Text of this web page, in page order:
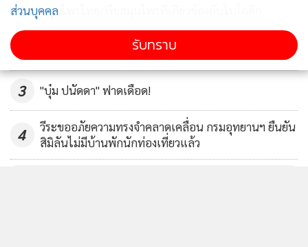
1 สมุนไพรไทย/พืชสมุนไพรที่เกี่ยวข้องกับไบโอติก
3 "บุ๋ม ปนัดดา" ฟาดเดือด!
4
วีระขออภัยความทรงจำคลาดเคลื่อน กรมอุทยานฯ ยืนยัน
สิมิลันไม่มีบ้านพักนักท่องเที่ยวแล้ว
ส่วนบุคคล
รับทราบ